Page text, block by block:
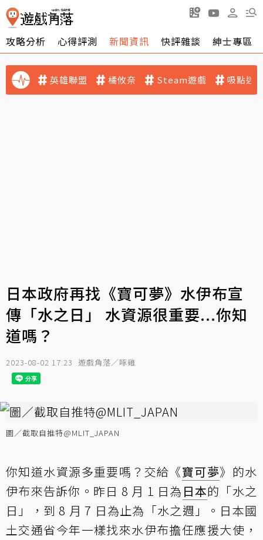
攻略分析 心得評測 新聞資訊 快評雜談 紳士專區
英雄聯盟 橘攸奈 Steam遊戲 吸點迷
日本政府再找《寶可夢》水伊布宣
傳「水之日」 水資源很重要...你知
道嗎？
2023-08-02 17:23 遊戲角落／啄雞
圖／截取自推特@MLIT_JAPAN
你知道水資源多重要嗎？交給《寶可夢》的水
伊布來告訴你。昨日 8 月 1 日為 日本的「水之
日」，到 8 月 7 日為止為「水之週」。日本國
土交通省今年一樣找來水伊布擔任應援大使，